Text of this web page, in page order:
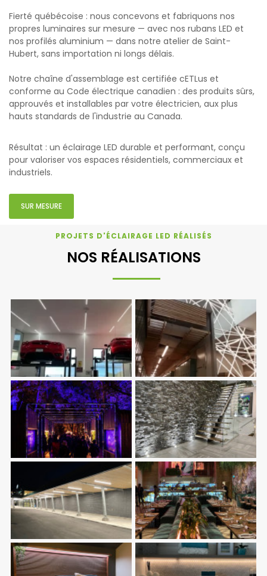
Fierté québécoise : nous concevons et fabriquons nos
propres luminaires sur mesure — avec nos rubans LED et
nos profilés aluminium — dans notre atelier de Saint-
Hubert, sans importation ni longs délais.
Notre chaîne d'assemblage est certifiée cETLus et
conforme au Code électrique canadien : des produits sûrs,
approuvés et installables par votre électricien, aux plus
hauts standards de l'industrie au Canada.
Résultat : un éclairage LED durable et performant, conçu
pour valoriser vos espaces résidentiels, commerciaux et
industriels.
SUR MESURE
PROJETS D'ÉCLAIRAGE LED RÉALISÉS
NOS RÉALISATIONS